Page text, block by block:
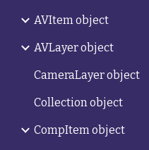
AVItem object
AVLayer object
CameraLayer object
Collection object
CompItem object